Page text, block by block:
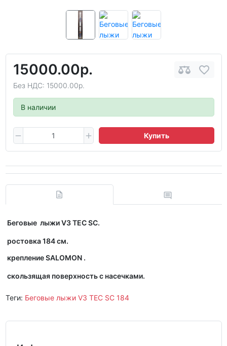
15000.00р.
Без НДС: 15000.00р.
В наличии
Купить
Беговые лыжи V3 TEC SC.
ростовка 184 см.
крепление SALOMON .
скользящая поверхность с насечками.
Теги: Беговые лыжи V3 TEC SC 184